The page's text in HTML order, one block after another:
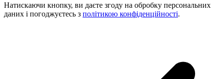
Натискаючи кнопку, ви даєте згоду на обробку персональних
даних і погоджуєтесь з політикою конфіденційності.